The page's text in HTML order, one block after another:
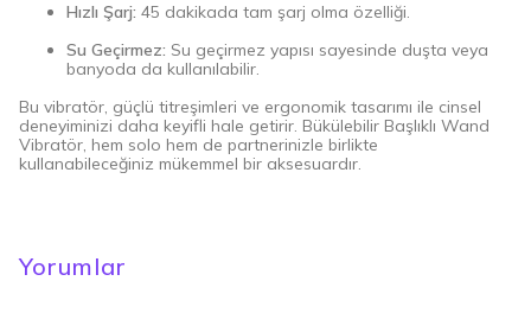
Hızlı Şarj: 45 dakikada tam şarj olma özelliği.
Su Geçirmez: Su geçirmez yapısı sayesinde duşta veya
banyoda da kullanılabilir.
Bu vibratör, güçlü titreşimleri ve ergonomik tasarımı ile cinsel
deneyiminizi daha keyifli hale getirir. Bükülebilir Başlıklı Wand
Vibratör, hem solo hem de partnerinizle birlikte
kullanabileceğiniz mükemmel bir aksesuardır.
Yorumlar